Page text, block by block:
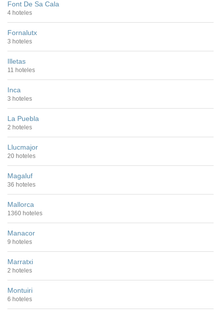
Font De Sa Cala
4 hoteles
Fornalutx
3 hoteles
Illetas
11 hoteles
Inca
3 hoteles
La Puebla
2 hoteles
Llucmajor
20 hoteles
Magaluf
36 hoteles
Mallorca
1360 hoteles
Manacor
9 hoteles
Marratxi
2 hoteles
Montuiri
6 hoteles